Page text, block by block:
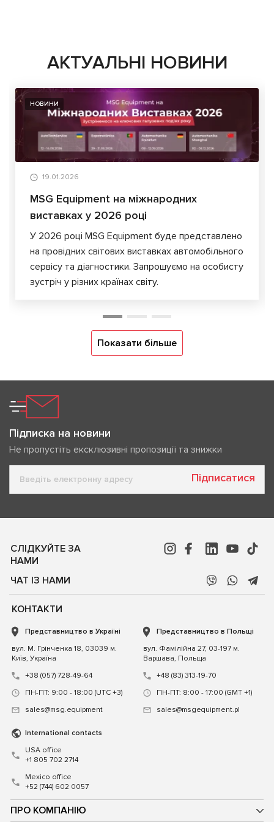
АКТУАЛЬНІ НОВИНИ
НОВИНИ
19.01.2026
MSG Equipment на міжнародних
виставках у 2026 році
У 2026 році MSG Equipment буде представлено
на провідних світових виставках автомобільного
сервісу та діагностики. Запрошуємо на особисту
зустріч у різних країнах світу.
Показати більше
Підписка на новини
Не пропустіть ексклюзивні пропозиції та знижки
Підписатися
СЛІДКУЙТЕ ЗА
НАМИ
ЧАТ ІЗ НАМИ
ПРО КОМПАНІЮ
КОНТАКТИ
Представництво в Україні
вул. М. Грінченка 18, 03039 м.
Київ, Україна
+38 (057) 728-49-64
ПН-ПТ: 9:00 - 18:00 (UTC +3)
sales@msg.equipment
Представництво в Польщі
вул. Фамілійна 27, 03-197 м.
Варшава, Польща
+48 (83) 313-19-70
ПН-ПТ: 8:00 - 17:00 (GMT +1)
sales@msgequipment.pl
International contacts
USA office
+1 805 702 2714
Mexico office
+52 (744) 602 0057